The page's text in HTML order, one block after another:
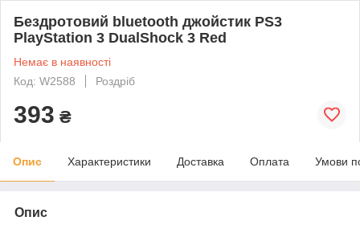
Бездротовий bluetooth джойстик PS3
PlayStation 3 DualShock 3 Red
Немає в наявності
Код: W2588
Роздріб
393 ₴
Опис Характеристики Доставка Оплата Умови
Опис